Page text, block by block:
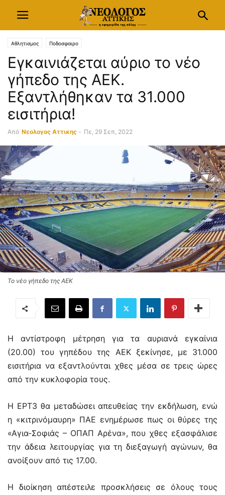
Αθλητισμος Ποδοσφαιρο
Εγκαινιάζεται αύριο το νέο
γήπεδο της ΑΕΚ.
Εξαντλήθηκαν τα 31.000
εισιτήρια!
Από Νεολογος Αττικης - Πε, 29 Σεπ, 2022
Το νέο γήπεδο της ΑΕΚ
Η αντίστροφη μέτρηση για τα αυριανά εγκαίνια
(20.00) του γηπέδου της ΑΕΚ ξεκίνησε, με 31.000
εισιτήρια να εξαντλούνται χθες μέσα σε τρεις ώρες
από την κυκλοφορία τους.
Η ΕΡΤ3 θα μεταδώσει απευθείας την εκδήλωση, ενώ
η «κιτρινόμαυρη» ΠΑΕ ενημέρωσε πως οι θύρες της
«Αγια-Σοφιάς – ΟΠΑΠ Αρένα», που χθες εξασφάλισε
την άδεια λειτουργίας για τη διεξαγωγή αγώνων, θα
ανοίξουν από τις 17.00.
Η διοίκηση απέστειλε προσκλήσεις σε όλους τους